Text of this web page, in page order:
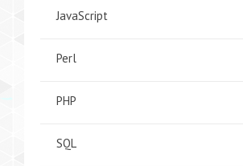
JavaScript
Perl
PHP
SQL